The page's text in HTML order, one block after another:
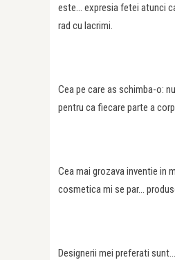
este… expresia fetei atunci
rad cu lacrimi.
Cea pe care as schimba-o:
pentru ca fiecare parte a
Cea mai grozava inventie in
cosmetica mi se par…
Designerii mei preferati